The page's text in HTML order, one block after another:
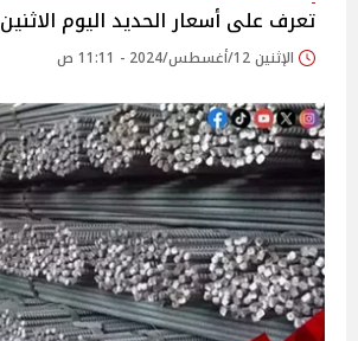
تعرف على أسعار الحديد اليوم الاثنين
الإثنين 12/أغسطس/2024 - 11:11 ص